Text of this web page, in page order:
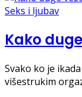
Seks i ljubav
Kako
Svako ko je
višestrukim